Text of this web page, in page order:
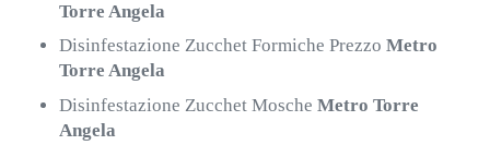
Torre Angela
Disinfestazione Zucchet Formiche PrezzoMetro
Torre Angela
Disinfestazione Zucchet MoscheMetro Torre
Angela